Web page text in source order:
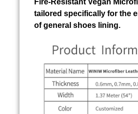
Fire-Resistant Vegan
tailored specifically for the
of general shoes lining.